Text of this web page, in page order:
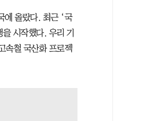
에 올랐다. 최근 ‘국
시작했다. 우리 기
속철 국산화 프로젝